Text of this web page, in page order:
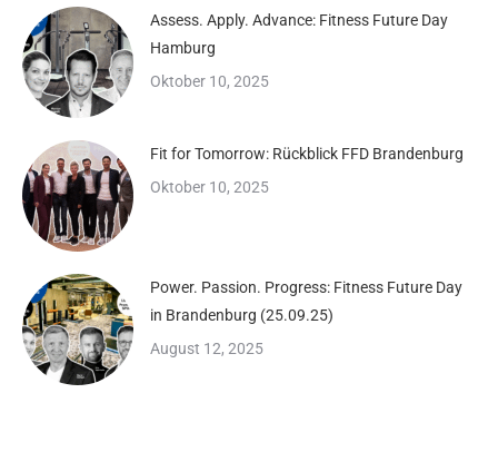
Assess. Apply. Advance: Fitness Future Day
Hamburg
Oktober 10, 2025
Fit for Tomorrow: Rückblick FFD Brandenburg
Oktober 10, 2025
Power. Passion. Progress: Fitness Future Day
in Brandenburg (25.09.25)
August 12, 2025